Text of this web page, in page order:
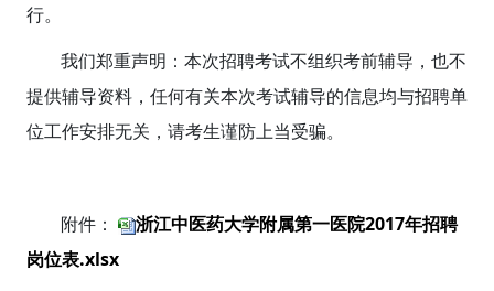
行。
我们郑重声明：本次招聘考试不组织考前辅导，也不
提供辅导资料，任何有关本次考试辅导的信息均与招聘单
位工作安排无关，请考生谨防上当受骗。
附件：
浙江中医药大学附属第一医院2017年招聘
岗位表.xlsx